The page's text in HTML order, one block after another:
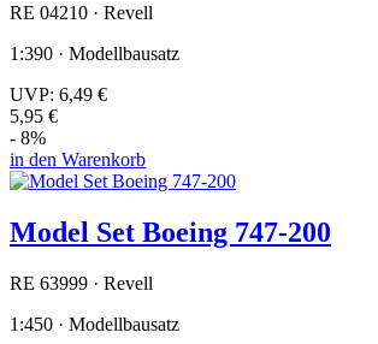
RE 04210 · Revell
1:390 · Modellbausatz
UVP: 6,49 €
5,95 €
- 8%
in den Warenkorb
Model Set Boeing 747-200
RE 63999 · Revell
1:450 · Modellbausatz